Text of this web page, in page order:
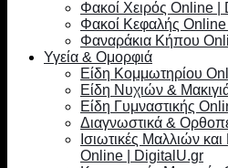
Φακοί Χειρός Online |
Φακοί Κεφαλής
Φαναράκια Κήπου
Υγεία & Ομορφιά
Είδη Κομμωτηρίου
Είδη Νυχιών &
Είδη Γυμναστικής
Διαγνωστικά &
Ισιωτικές Μαλλιών
Online | DigitalU.gr